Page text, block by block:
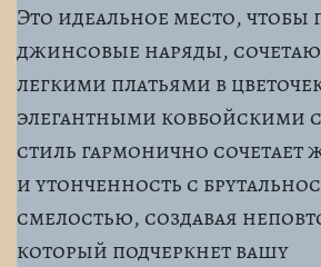
Это идеальное место, чтобы
джинсовые наряды,
легкими платьями в
элегантными ковбойскими
стиль гармонично сочетает
и утонченность с
смелостью, создавая
который подчеркнет вашу